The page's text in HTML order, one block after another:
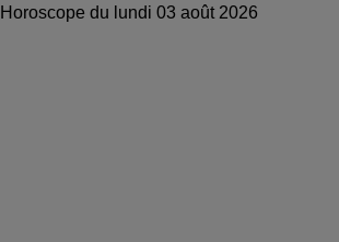
Horoscope du lundi 03 août 2026